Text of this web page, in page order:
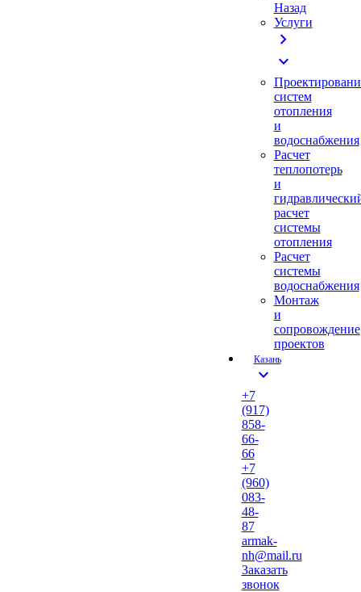
Назад
Услуги
chevron_right
expand_more
систем
отопления
и
водоснабжения
Расчет
теплопотерь
и
расчет
системы
отопления
Расчет
системы
водоснабжения
Монтаж
и
сопровождение
проектов
Казань
expand_more
+7
(917)
858-
66-
66
+7
(960)
083-
48-
87
armak-
nh@mail.ru
Заказать
звонок